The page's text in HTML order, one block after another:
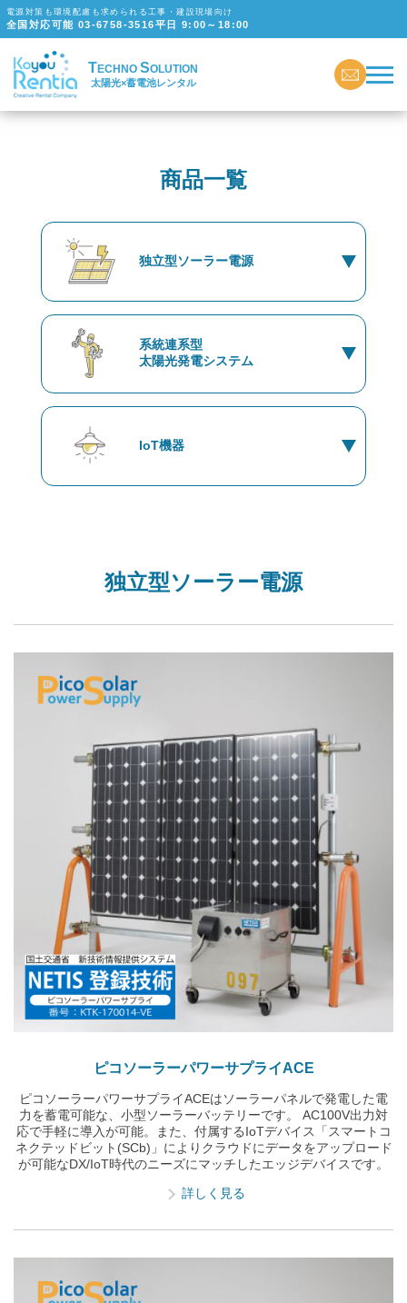
電源対策も環境配慮も求められる工事・建設現場向け
全国対応可能 03-6758-3516平日 9:00～18:00
TECHNO SOLUTION
太陽光×蓄電池レンタル
商品一覧
独立型ソーラー電源
系統連系型
太陽光発電システム
IoT機器
独立型ソーラー電源
ピコソーラーパワーサプライACE
ピコソーラーパワーサプライACEはソーラーパネルで発電した電
力を蓄電可能な、小型ソーラーバッテリーです。 AC100V出力対
応で手軽に導入が可能。また、付属するIoTデバイス「スマートコ
ネクテッドビット(SCb)」によりクラウドにデータをアップロード
が可能なDX/IoT時代のニーズにマッチしたエッジデバイスです。
詳しく見る